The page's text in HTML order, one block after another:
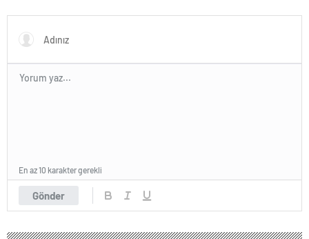
düşünüyorum
Gönder
En az 10 karakter gerekli